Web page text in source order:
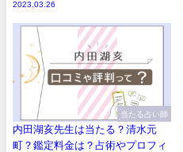
2023.03.26
当たる占い師
内田湖亥先生は当たる？清水元
町？鑑定料金は？占術やプロフィ